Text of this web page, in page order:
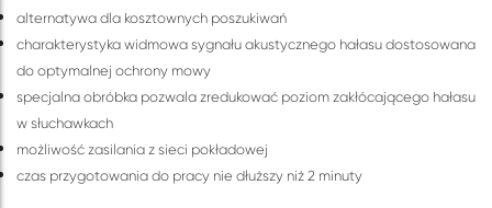
alternatywa dla kosztownych poszukiwań
charakterystyka widmowa sygnału akustycznego hałasu dostosowana
do optymalnej ochrony mowy
specjalna obróbka pozwala zredukować poziom zakłócającego hałasu
w słuchawkach
możliwość zasilania z sieci pokładowej
czas przygotowania do pracy nie dłuższy niż 2 minuty